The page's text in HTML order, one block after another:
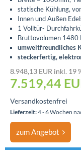
statische Kühlung,
Innen und Außen
1 Volltür-
Bruttovolumen 1480
umweltfreundliches
steckerfertig,
8.948,13 EUR inkl. 19
7.519,44
Versandkostenfrei
Lieferzeit:4 - 6 Wochen
zum Angebot